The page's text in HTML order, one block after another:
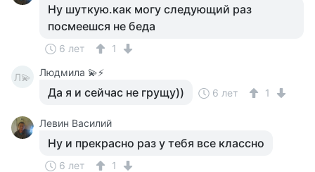
Ну шуткую.как могу следующий раз
посмеешся не беда
6 лет 1
Л💫 Людмила 💫⚡
Да я и сейчас не грущу)) 6 лет 1
Левин Василий
Ну и прекрасно раз у тебя все классно
6 лет 1